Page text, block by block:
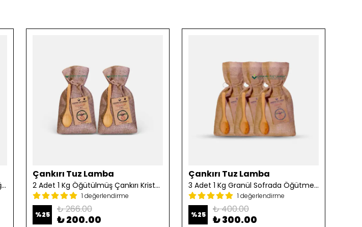
2 Adet 1 Kg Çakıl Granül Sofrada Öğütme Tuzu
Çankırı Tuz Lamba
2 Adet 1 Kg Öğütülmüş Çankırı Kristal Kaya Tuzu
1 değerlendirme
%25 ₺ 266.00
₺ 200.00
Çankırı Tuz Lamba
3 Adet 1 Kg Granül Sofrada Öğütme Tuzu
1 değerlendirme
%25 ₺ 400.00
₺ 300.00